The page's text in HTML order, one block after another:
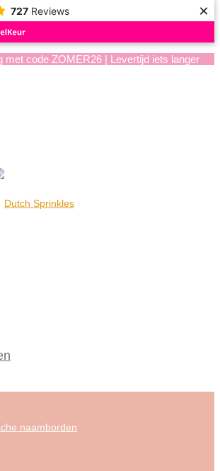
727 Reviews ×
met code ZOMER26 | Levertijd iets langer
naamborden